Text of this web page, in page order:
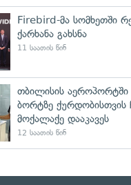
Firebird-მა სომხეთში
ქარხანა გახსნა
11 საათის წინ
თბილისის აეროპორტში
ბორტზე ქურდობისთვის
მოქალაქე დააკავეს
12 საათის წინ